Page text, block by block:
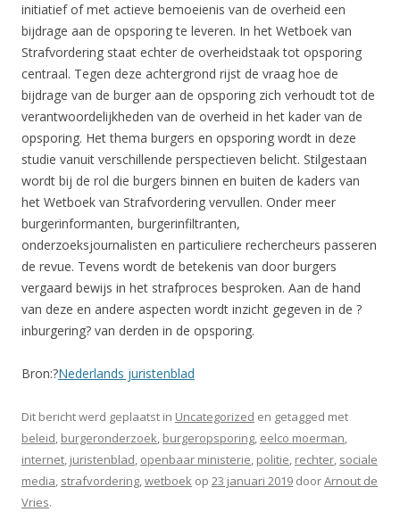
initiatief of met actieve bemoeienis van de overheid een
bijdrage aan de opsporing te leveren. In het Wetboek van
Strafvordering staat echter de overheidstaak tot opsporing
centraal. Tegen deze achtergrond rijst de vraag hoe de
bijdrage van de burger aan de opsporing zich verhoudt tot de
verantwoordelijkheden van de overheid in het kader van de
opsporing. Het thema burgers en opsporing wordt in deze
studie vanuit verschillende perspectieven belicht. Stilgestaan
wordt bij de rol die burgers binnen en buiten de kaders van
het Wetboek van Strafvordering vervullen. Onder meer
burgerinformanten, burgerinfiltranten,
onderzoeksjournalisten en particuliere rechercheurs passeren
de revue. Tevens wordt de betekenis van door burgers
vergaard bewijs in het strafproces besproken. Aan de hand
van deze en andere aspecten wordt inzicht gegeven in de ?
inburgering? van derden in de opsporing.
Bron:?Nederlands juristenblad
Dit bericht werd geplaatst in Uncategorized en getagged met
beleid, burgeronderzoek, burgeropsporing, eelco moerman,
internet, juristenblad, openbaar ministerie, politie, rechter, sociale
media, strafvordering,wetboek op 23 januari 2019 doorArnout de
Vries.